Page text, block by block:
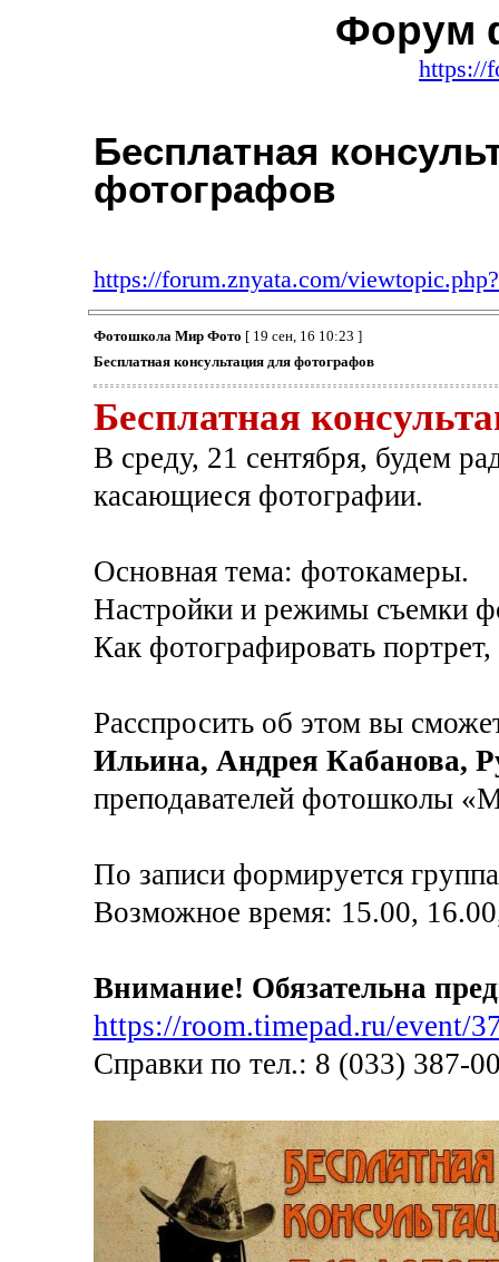
Форум
https://
Бесплатная
фотографов
https://forum.znyata.com/
Фотошкола Мир Фото [ 19 сен, 16 10:23 ]
Бесплатная консультация для фотографов
Бесплатная
В среду, 21 сентября, будем
касающиеся фотографии.
Основная тема: фотокамеры.
Настройки и режимы съемки
Как фотографировать
Расспросить об этом вы
Ильина, Андрея Кабанова,
преподавателей фотошколы
По записи формируется
Возможное время: 15.00,
Внимание! Обязательна
https://room.timepad.ru/event/
Справки по тел.: 8 (033) 387-